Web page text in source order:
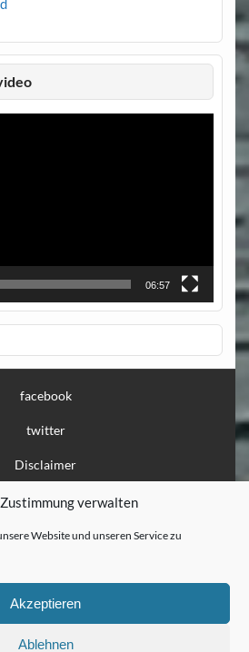
verwalten
Website und unseren Service zu
Akzeptieren
Ablehnen
06:57
facebook
twitter
Disclaimer
Impressum
Datenschutz
Presse
Flaschenpost